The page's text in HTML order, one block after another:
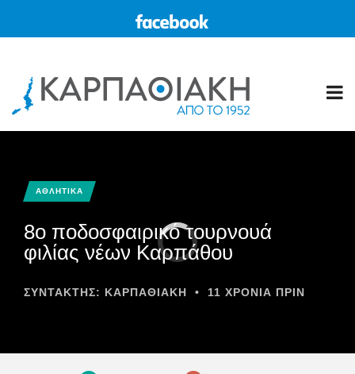
ΑΘΛΗΤΙΚΑ
8ο ποδοσφαιρικό τουρνουά
φιλίας νέων Καρπάθου
ΣΥΝΤΆΚΤΗΣ: ΚΑΡΠΑΘΙΑΚΗ • 11 ΧΡΌΝΙΑ ΠΡΙΝ